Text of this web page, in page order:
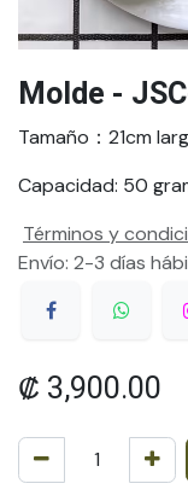
Molde -
Tamaño：21cm
Capacidad: 50
₡ 3,900.00
Términos y
Envío: 2-3 días